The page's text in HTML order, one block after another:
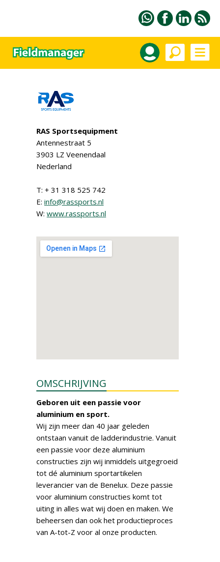
RAS Sportsequipment
Antennestraat 5
3903 LZ Veenendaal
Nederland
T: + 31 318 525 742
E: info@rassports.nl
W: www.rassports.nl
OMSCHRIJVING
Geboren uit een passie voor
aluminium en sport.
Wij zijn meer dan 40 jaar geleden
ontstaan vanuit de ladderindustrie. Vanuit
een passie voor deze aluminium
constructies zijn wij inmiddels uitgegroeid
tot dé aluminium sportartikelen
leverancier van de Benelux. Deze passie
voor aluminium constructies komt tot
uiting in alles wat wij doen en maken. We
beheersen dan ook het productieproces
van A-tot-Z voor al onze producten.